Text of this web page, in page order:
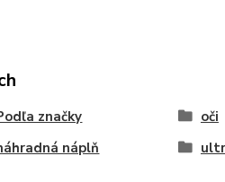
značky oči
náplň